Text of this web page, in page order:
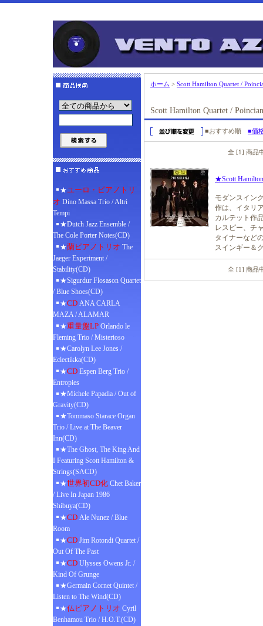
★ユーロ・ピアノトリ
オ Dino Massa Trio / Altri
Tempi
★Dutch Jazz Ensemble /
The Cole Porter Notes(CD)
★蘭ピアノトリオ The
Jaeger Experiment /
Stability(CD)
★Sigurdur Flosason Quartet
/ Blue Shoes(CD)
★CD ANA CARLA
MAZA / ALAMAR
★重量盤LP Orlando le
Fleming Trio / Misterioso
★Carolyn Lee Jones /
Eclectikka(CD)
★CD Espen Berg Trio /
Entropies
★Michele Papadia / Out of
Gravity(CD)
★Tommaso Starace Organ
Trio / Live at The Beaver
Inn(CD)
★The Ghost, The King And
I Featuring Scott Hamilton &
Strings(SACD)
★世界初CD化 Chet Baker
/ Live In Japan 1986
Shibuya(CD)
★CD Ale Nunez / Blue
Room
★CD Jim Rotondi Quartet /
Out Of The Past
★CD Ulysses Owens Jr. /
Kind Of Grunge
★Germain Cornet Quintet /
Listen to The Wind(CD)
★仏ピアノトリオ Cyril
Benhamou Trio / H.O.T.(CD)
ホーム > Scott Hamilton Quartet /
Scott Hamilton Quartet /
■おすすめ順 ■価
全 [1] 商品
★Scott
モダンスイン
作は、イタリ
カルテット作
レスピー、チ
タイナーなど
スインギー＆
全 [1] 商品